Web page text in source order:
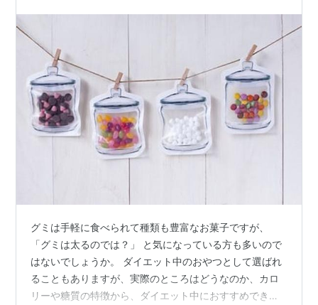
グミは手軽に食べられて種類も豊富なお菓子ですが、
「グミは太るのでは？」 と気になっている方も多いので
はないでしょうか。 ダイエット中のおやつとして選ばれ
ることもありますが、実際のところはどうなのか、カロ
リーや糖質の特徴から、ダイエット中におすすめできる